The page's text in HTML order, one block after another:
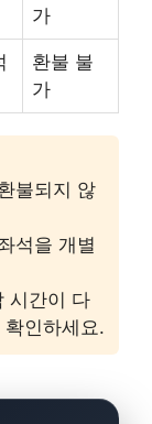
가
환불 불
가
불되지 않
석을 개별
시간이 다
인하세요.